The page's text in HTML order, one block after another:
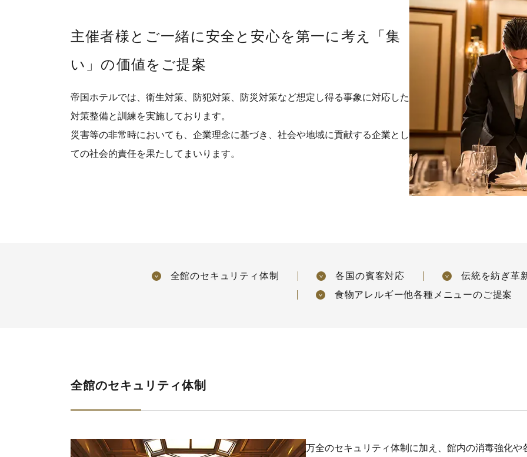
主催者様とご一緒に安全と安心を第一に考え「集
い」の価値をご提案
帝国ホテルでは、衛生対策、防犯対策、防災対策など想定し得る事象に対応した
対策整備と訓練を実施しております。
災害等の非常時においても、企業理念に基づき、社会や地域に貢献する企業とし
ての社会的責任を果たしてまいります。
全館のセキュリティ体制 各国の賓客対応
伝統を紡ぎ革
食物アレルギー他各種メニューのご提案
全館のセキュリティ体制
万全のセキュリティ体制に加え、館内の消毒強化